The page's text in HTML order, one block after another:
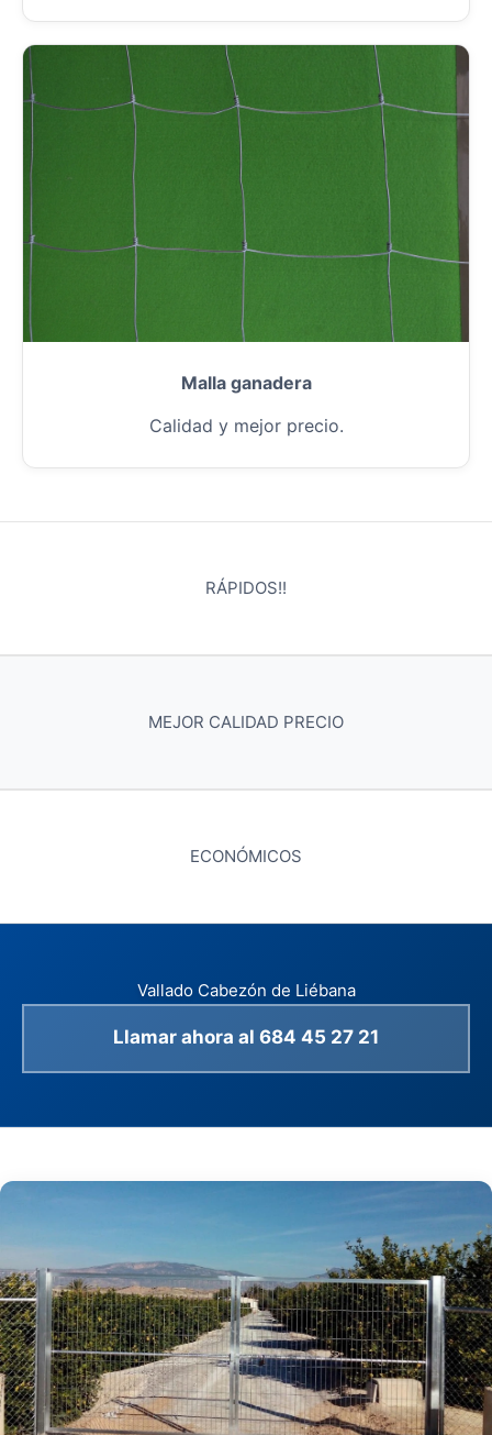
Malla ganadera
Calidad y mejor precio.
RÁPIDOS!!
MEJOR CALIDAD PRECIO
ECONÓMICOS
Vallado Cabezón de Liébana
Llamar ahora al 684 45 27 21